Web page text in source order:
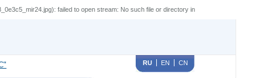
failed to open stream: No such file or directory in
RU EN CN